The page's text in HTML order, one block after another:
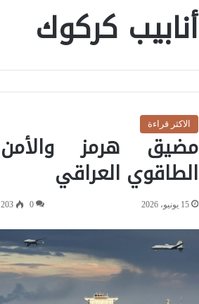
أنابيب كركوك
الاكثر قراءة
مضيق هرمز والأمن
الطاقوي العراقي
15 يونيو، 2026 0
203